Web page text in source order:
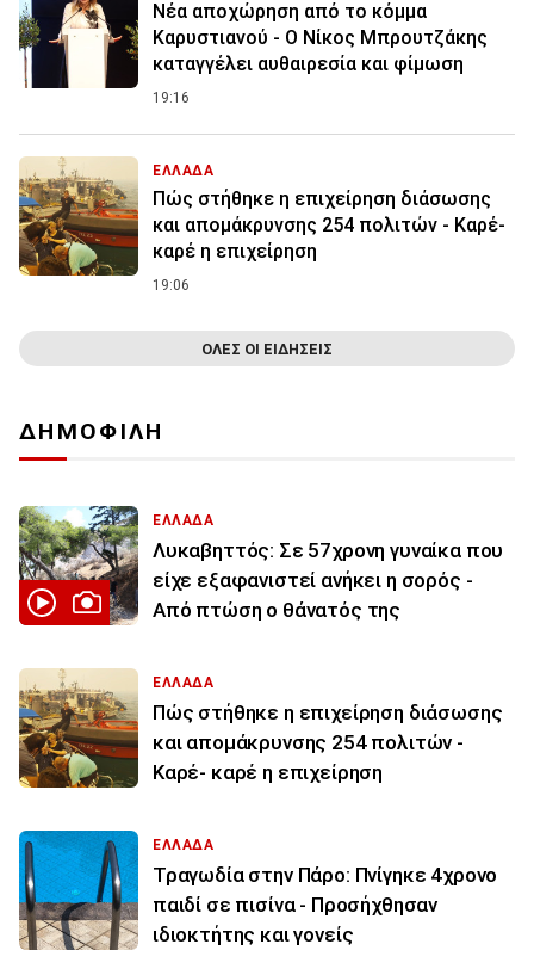
Νέα αποχώρηση από το κόμμα
Καρυστιανού - Ο Νίκος Μπρουτζάκης
καταγγέλει αυθαιρεσία και φίμωση
19:16
ΕΛΛΑΔΑ
Πώς στήθηκε η επιχείρηση διάσωσης
και απομάκρυνσης 254 πολιτών - Καρέ-
καρέ η επιχείρηση
19:06
ΟΛΕΣ ΟΙ ΕΙΔΗΣΕΙΣ
ΔΗΜΟΦΙΛΗ
ΕΛΛΑΔΑ
Λυκαβηττός: Σε 57χρονη γυναίκα που
είχε εξαφανιστεί ανήκει η σορός -
Από πτώση ο θάνατός της
ΕΛΛΑΔΑ
Πώς στήθηκε η επιχείρηση διάσωσης
και απομάκρυνσης 254 πολιτών -
Καρέ- καρέ η επιχείρηση
ΕΛΛΑΔΑ
Τραγωδία στην Πάρο: Πνίγηκε 4χρονο
παιδί σε πισίνα - Προσήχθησαν
ιδιοκτήτης και γονείς